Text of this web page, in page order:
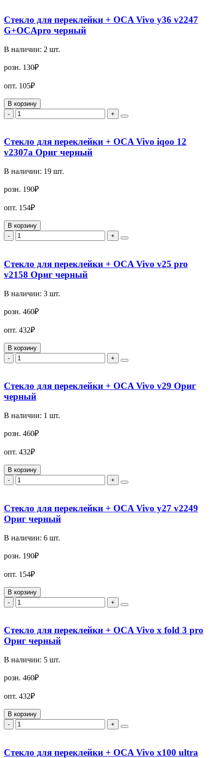
Стекло для переклейки + OCA Vivo y36 v2247
G+OCApro черный
В наличии: 2 шт.
розн. 130₽
опт. 105₽
В корзину
-
+
Стекло для переклейки + OCA Vivo iqoo 12
v2307a Ориг черный
В наличии: 19 шт.
розн. 190₽
опт. 154₽
В корзину
-
+
Стекло для переклейки + OCA Vivo v25 pro
v2158 Ориг черный
В наличии: 3 шт.
розн. 460₽
опт. 432₽
В корзину
-
+
Стекло для переклейки + OCA Vivo v29 Ориг
черный
В наличии: 1 шт.
розн. 460₽
опт. 432₽
В корзину
-
+
Стекло для переклейки + OCA Vivo y27 v2249
Ориг черный
В наличии: 6 шт.
розн. 190₽
опт. 154₽
В корзину
-
+
Стекло для переклейки + OCA Vivo x fold 3 pro
Ориг черный
В наличии: 5 шт.
розн. 460₽
опт. 432₽
В корзину
-
+
Стекло для переклейки + OCA Vivo x100 ultra